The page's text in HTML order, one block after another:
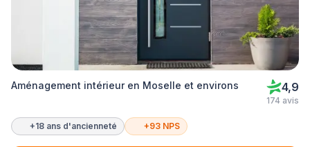
Aménagement intérieur en Moselle et environs 4,9
174 avis
+18 ans d'ancienneté +93 NPS